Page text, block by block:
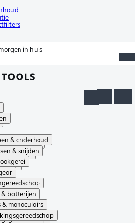
in huis
& onderhoud
& snijden
batterijen
& monoculairs
& onderhoud
& snijden